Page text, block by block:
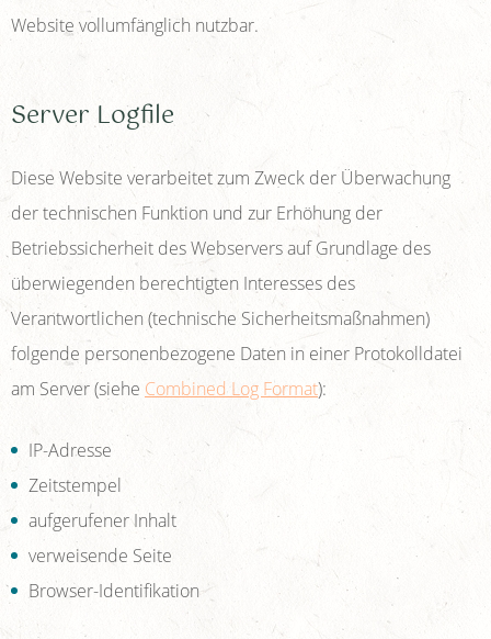
Website vollumfänglich nutzbar.
Server Logfile
Diese Website verarbeitet zum Zweck der Überwachung
der technischen Funktion und zur Erhöhung der
Betriebssicherheit des Webservers auf Grundlage des
überwiegenden berechtigten Interesses des
Verantwortlichen (technische Sicherheitsmaßnahmen)
folgende personenbezogene Daten in einer Protokolldatei
am Server (siehe Combined Log Format):
IP-Adresse
Zeitstempel
aufgerufener Inhalt
verweisende Seite
Browser-Identifikation